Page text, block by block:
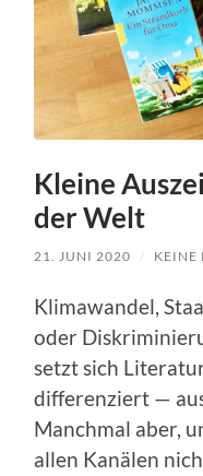
Kleine
der Welt
21. JUNI 2020 / KEINE
Klimawandel,
oder
setzt sich
differenziert —
Manchmal aber,
allen Kanälen